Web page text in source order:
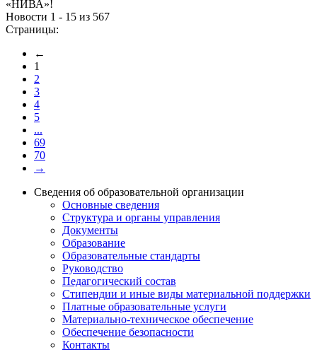
«НИВА»!
Новости 1 - 15 из 567
Страницы:
←
1
2
3
4
5
...
69
70
→
Сведения об образовательной организации
Основные сведения
Структура и органы управления
Документы
Образование
Образовательные стандарты
Руководство
Педагогический состав
Стипендии и иные виды материальной поддержки
Платные образовательные услуги
Материально-техническое обеспечение
Обеспечение безопасности
Контакты